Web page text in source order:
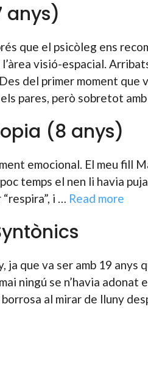
anys)
que el psicòleg ens
visió-espacial.
del primer moment que
pares, però sobretot
(8 anys)
emocional. El meu fill
temps el nen li havia
i … Read more
ja que va ser amb 19
ningú se n’havia
al mirar de lluny